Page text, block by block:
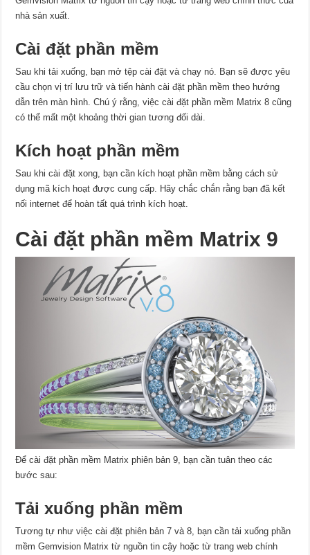
nhà sản xuất.
Cài đặt phần mềm
Sau khi tải xuống, bạn mở tệp cài đặt và chạy nó. Bạn sẽ được yêu
cầu chọn vị trí lưu trữ và tiến hành cài đặt phần mềm theo hướng
dẫn trên màn hình. Chú ý rằng, việc cài đặt phần mềm Matrix 8 cũng
có thể mất một khoảng thời gian tương đối dài.
Kích hoạt phần mềm
Sau khi cài đặt xong, bạn cần kích hoạt phần mềm bằng cách sử
dụng mã kích hoạt được cung cấp. Hãy chắc chắn rằng bạn đã kết
nối internet để hoàn tất quá trình kích hoạt.
Cài đặt phần mềm Matrix 9
Để cài đặt phần mềm Matrix phiên bản 9, bạn cần tuân theo các
bước sau:
Tải xuống phần mềm
Tương tự như việc cài đặt phiên bản 7 và 8, bạn cần tải xuống phần
mềm Gemvision Matrix từ nguồn tin cậy hoặc từ trang web chính